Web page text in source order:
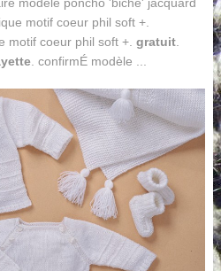
motif coeur phil soft +.
motif coeur phil soft +. gratuit.
. confirmÉ modèle ...